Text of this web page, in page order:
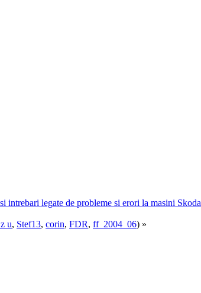
intrebari legate de probleme si erori la masini Skoda
u, Stef13, corin, FDR, ff_2004_06) »